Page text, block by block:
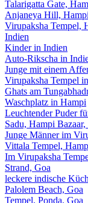
Talarigatta Gate,
Anjaneya Hill, Hampi
Virupaksha Tempel,
Indien
Kinder in Indien
Auto-Rikscha in
Junge mit einem
Virupaksha Tempel
Ghats am
Waschplatz in Hampi
Leuchtender Puder
Sadu, Hampi
Junge Männer im
Vittala Tempel,
Im Virupaksha
Strand, Goa
leckere indische
Palolem Beach, Goa
Tempel, Ponda, Goa